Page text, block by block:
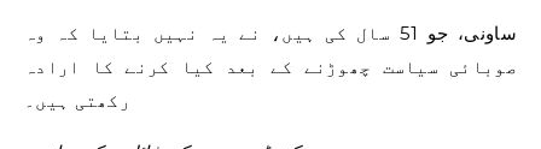
ساونی، جو 51 سال کی ہیں، نے یہ نہیں بتایا کہ وہ
صوبائی سیاست چھوڑنے کے بعد کیا کرنے کا ارادہ
رکھتی ہیں۔